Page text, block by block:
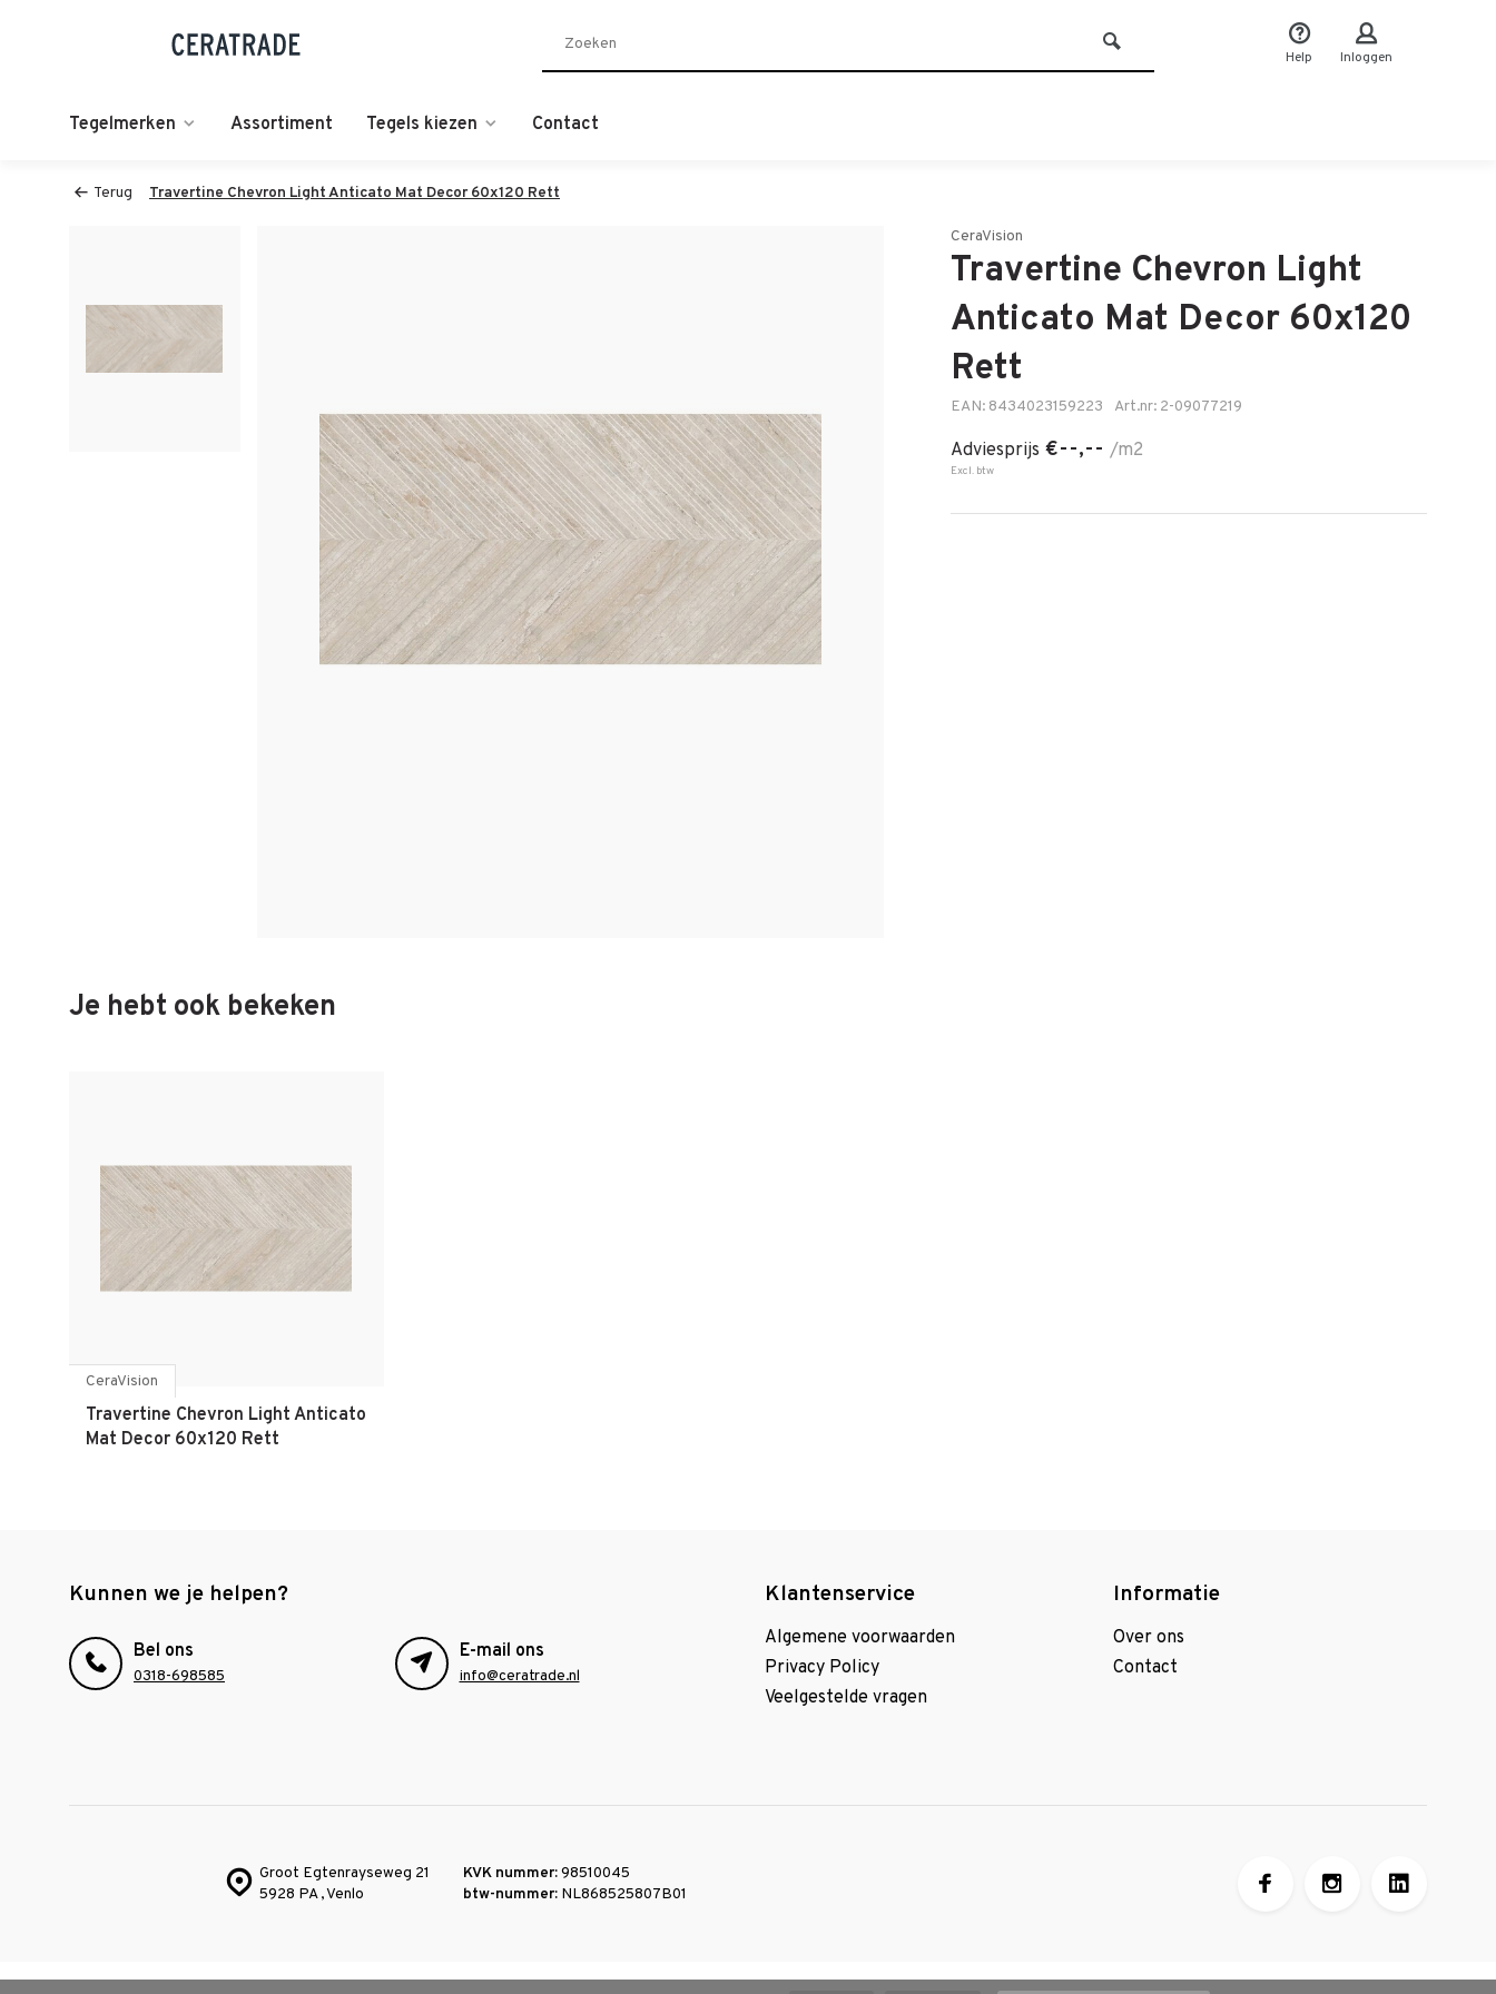
Help Inloggen
Tegelmerken Assortiment Tegels kiezen Contact
Terug Travertine Chevron Light Anticato Mat Decor 60x120 Rett
CeraVision
Travertine Chevron Light
Anticato Mat Decor 60x120
Rett
EAN: 8434023159223 Art.nr: 2-09077219
Adviesprijs €--,-- /m2
Excl. btw
Je hebt ook bekeken
CeraVision
Travertine Chevron Light Anticato
Mat Decor 60x120 Rett
Kunnen we je helpen?
Bel ons
0318-698585
E-mail ons
info@ceratrade.nl
Klantenservice
Algemene voorwaarden
Privacy Policy
Veelgestelde vragen
Informatie
Over ons
Contact
Groot Egtenrayseweg 21
5928 PA , Venlo
KVK nummer:98510045
btw-nummer: NL868525807B01